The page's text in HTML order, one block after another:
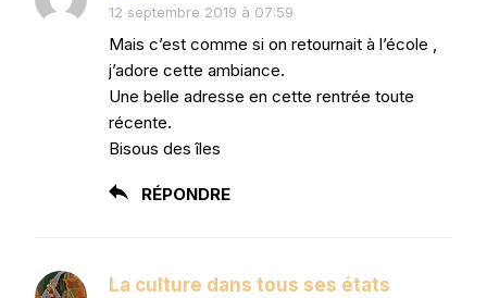
12 septembre 2019 à 07:59
Mais c’est comme si on retournait à l’école ,
j’adore cette ambiance.
Une belle adresse en cette rentrée toute
récente.
Bisous des îles
RÉPONDRE
La culture dans tous ses états